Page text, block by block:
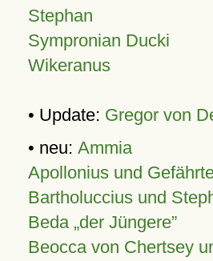
Stephan
Sympronian Ducki
Wikeranus
• Update: Gregor von
• neu: Ammia
Apollonius und
Bartholuccius und
Beda „der Jüngere”
Beocca von Chertsey